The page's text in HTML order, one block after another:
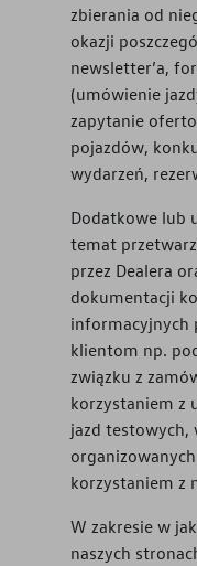
zbierania od
okazji
newsletter’a,
(umówienie
zapytanie
pojazdów,
wydarzeń,
Dodatkowe lub
temat
przez Dealera
dokumentacji
informacyjnych
klientom np.
związku z
korzystaniem z
jazd testowych,
korzystaniem z
W zakresie w
naszych